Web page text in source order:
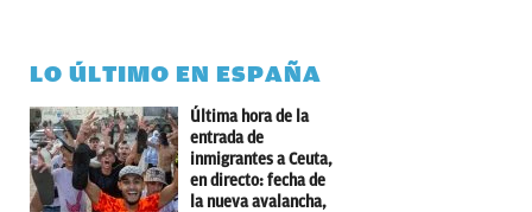
LO ÚLTIMO EN ESPAÑA
Última hora de la
entrada de
inmigrantes a Ceuta,
en directo: fecha de
la nueva avalancha,